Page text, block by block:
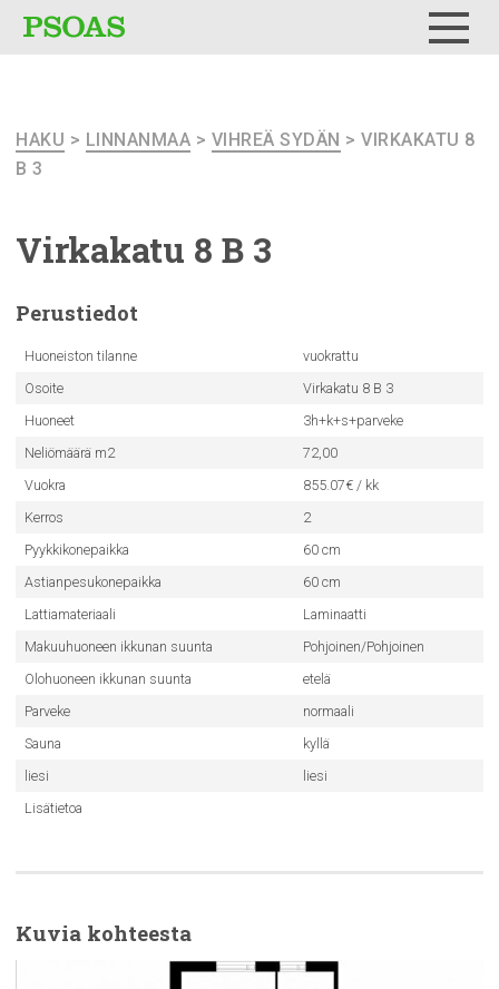
HAKU > LINNANMAA > VIHREÄ SYDÄN > VIRKAKATU 8
B 3
Virkakatu 8 B 3
Perustiedot
Huoneiston tilanne
vuokrattu
Osoite
Virkakatu 8 B 3
Huoneet
3h+k+s+parveke
Neliömäärä m2
72,00
Vuokra
855.07€ / kk
Kerros
2
Pyykkikonepaikka
60 cm
Astianpesukonepaikka
60 cm
Lattiamateriaali
Laminaatti
Makuuhuoneen ikkunan suunta
Pohjoinen/Pohjoinen
Olohuoneen ikkunan suunta
etelä
Parveke
normaali
Sauna
kyllä
liesi
liesi
Lisätietoa
Kuvia kohteesta